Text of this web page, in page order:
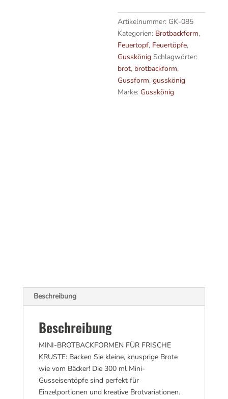
Deckel
-
6Stk
ohne
Holzuntersetzer
Menge
i
v
e
:
Artikelnummer: GK-085
Kategorien: Brotbackform,
Feuertopf, Feuertöpfe,
Gusskönig Schlagwörter:
brot, brotbackform,
Gussform,gusskönig
Marke:Gusskönig
Beschreibung
Beschreibung
MINI-BROTBACKFORMEN FÜR FRISCHE
KRUSTE: Backen Sie kleine, knusprige Brote
wie vom Bäcker! Die 300 ml Mini-
Gusseisentöpfe sind perfekt für
Einzelportionen und kreative Brotvariationen.